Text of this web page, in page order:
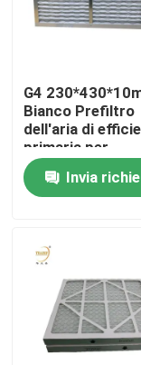
Circa noi
Controllo di
Richieda una
Filtro profondo
Pre filtro
Unità di FFU
G4
Bianco Prefiltro
dell'aria di
primaria per
condizionatore
Invia